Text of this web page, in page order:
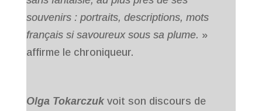
souvenirs : portraits, descriptions, mots
français si savoureux sous sa plume. »
affirme le chroniqueur.
Olga Tokarczukvoit son discours de